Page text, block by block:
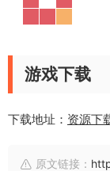
游戏下载
下载地址： 资源下
原文链接：